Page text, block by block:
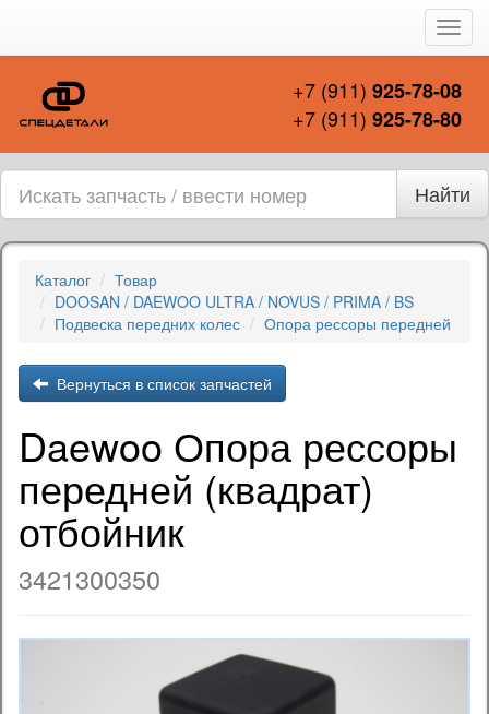
+7 (911) 925-78-08
+7 (911) 925-78-80
Найти
Каталог
Товар
DOOSAN / DAEWOO ULTRA / NOVUS / PRIMA / BS
Подвеска передних колес
Опора рессоры передней
Вернуться в список запчастей
Daewoo Опора рессоры
передней (квадрат)
отбойник
3421300350